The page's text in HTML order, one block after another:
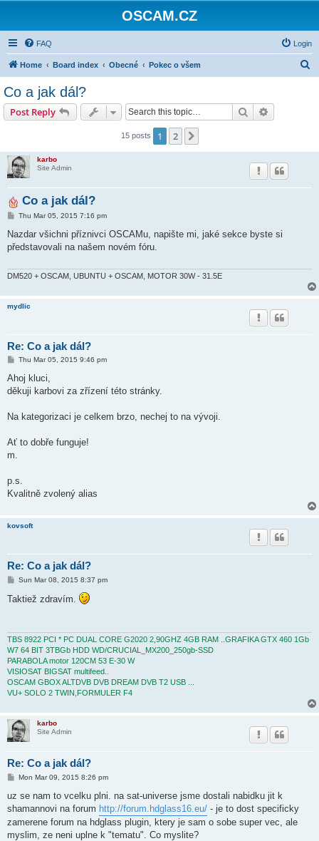
OSCAM.CZ
FAQ Login
Home Board index Obecné Pokec o všem
Co a jak dál?
Post Reply Search
15 posts 1 2
karbo
Site Admin
Co a jak dál?
P
s
Thu Mar 05, 2015 7:16 pm
Nazdar všichni příznivci OSCAMu, napište mi, jaké sekce byste si
představovali na našem novém fóru.
DM520 + OSCAM, UBUNTU + OSCAM, MOTOR 30W - 31.5E
mydlic
Re: Co a jak dál?
P
s
Thu Mar 05, 2015 9:46 pm
Ahoj kluci,
děkuji karbovi za zřízení této stránky.
Na kategorizaci je celkem brzo, nechej to na vývoji.
Ať to dobře funguje!
m.
p.s.
Kvalitně zvolený alias
kovsoft
Re: Co a jak dál?
P
s
t
Sun Mar 08, 2015 8:37 pm
Taktiež zdravím.
TBS 8922 PCI * PC DUAL CORE G2020 2,90GHZ 4GB RAM ..GRAFIKA GTX 460 1Gb
W7 64 BIT 3TBGb HDD WD/CRUCIAL_MX200_250gb-SSD
PARABOLA motor 120CM 53 E-30 W
VISIOSAT BIGSAT multifeed..
OSCAM GBOX ALTDVB DVB DREAM DVB T2 USB ...
VU+ SOLO 2 TWIN,FORMULER F4
karbo
Site Admin
Re: Co a jak dál?
P
s
Mon Mar 09, 2015 8:26 pm
uz se nam to vcelku plni. na sat-universe jsme dostali nabidku jit k
shamannovi na forum http://forum.hdglass16.eu/ - je to dost specificky
zamerene forum na hdglass plugin, ktery je sam o sobe super vec, ale
myslim, ze neni uplne k "tematu". Co myslite?